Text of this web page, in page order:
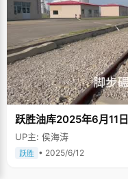
跃胜油库2025年6月11日
UP主: 侯海涛
跃胜 • 2025/6/12